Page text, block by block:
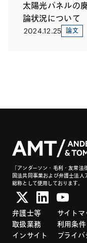
太陽光パネルの
論状況について
2024.12.25 論文
「アンダーソン・毛利・友常
国法共同事業および弁護士法人
総称として使用しております。
弁護士等
取扱業務
インサイト
サイトマ
利用条件
プライ